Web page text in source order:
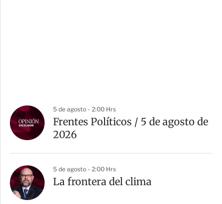
5 de agosto - 2:00 Hrs
Frentes Políticos / 5 de agosto de
2026
5 de agosto - 2:00 Hrs
La frontera del clima